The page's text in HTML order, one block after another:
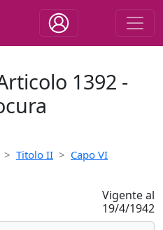
1392 -
Titolo II
Capo VI
Vigente al
19/4/1942